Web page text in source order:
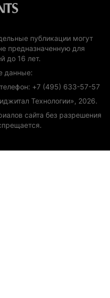
публикации могут
предназначенную для
до 16 лет.
данные:
+7 (495) 633-57-57
Технологии», 2026.
сайта без разрешения